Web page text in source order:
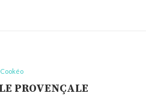
Cookéo
PROVENÇALE